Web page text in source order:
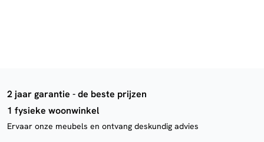
2 jaar garantie - de beste prijzen
1 fysieke woonwinkel
Ervaar onze meubels en ontvang deskundig advies